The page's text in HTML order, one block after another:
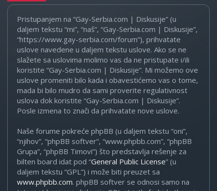
Pristupanjem na “Gay-Serbia.com | Diskusije” (u
daljem tekstu “mi”, “naš”, “Gay-Serbia.com | Diskusije”,
“https://www.gay-serbia.com/forum”), prihvatate
uslove navedene u daljem tekstu uslove. Ako se ne
slažete sa uslovima molimo vas da ne pristupate i/ili
koristite “Gay-Serbia.com | Diskusije”. Mi možemo ove
uslove promeniti bilo kada i obavestićemo vas o tome,
mada bi bilo mudro da sami proverite regulativnost
uslova dok koristite “Gay-Serbia.com | Diskusije”.
Posle izmena to znači da prihvatate nove uslove.
Naše forume pokreće phpBB (u daljem tekstu “oni”,
“njihov”, “phpBB softver”, “www.phpbb.com”, “phpBB
Grupa”, “phpBB Timovi”) što predstavlja rešenje za
bilten board idat pod “General Public License” (u
daljem tekstu “GPL”) i može biti preuzet sa
www.phpbb.com. phpBB softver se odnosi samo na